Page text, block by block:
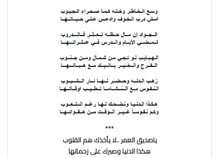
***
ياصديق العمر ..لا يأخذك هم القلوب
هكذا الدنيا وصبرك على زحماتها